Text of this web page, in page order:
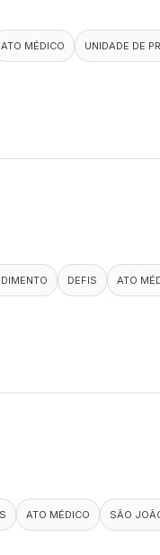
ATO MÉDICO UNIDADE DE
DEFIS
ATO
ATO MÉDICO
SÃO